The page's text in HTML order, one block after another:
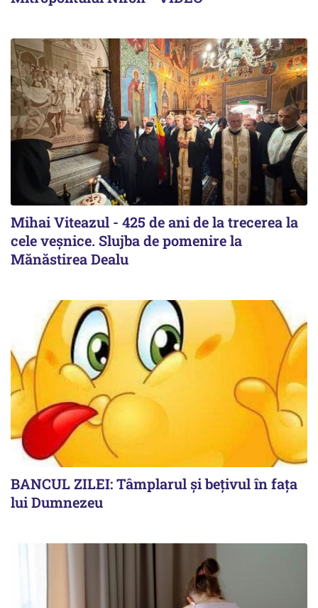
Mihai Viteazul - 425 de ani de la trecerea la
cele veșnice. Slujba de pomenire la
Mănăstirea Dealu
BANCUL ZILEI: Tâmplarul și bețivul în fața
lui Dumnezeu